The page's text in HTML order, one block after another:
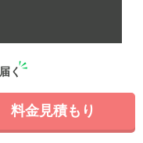
く
料金見積もり